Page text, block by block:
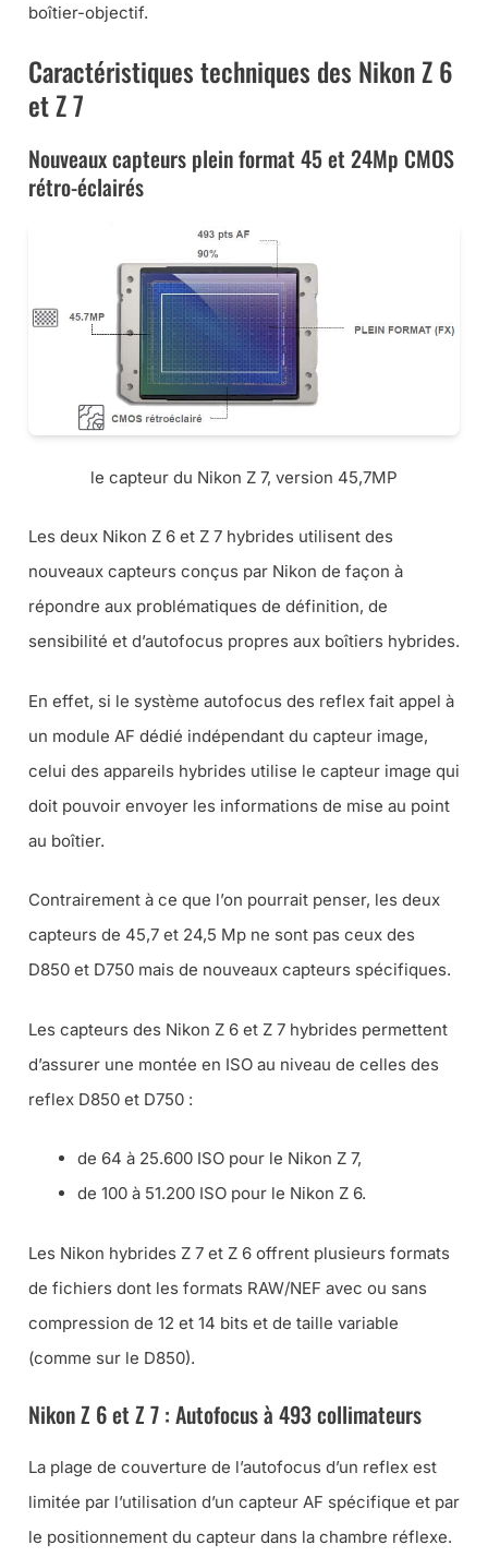
boîtier-objectif.
Caractéristiques techniques des Nikon Z 6
et Z 7
Nouveaux capteurs plein format 45 et 24Mp CMOS
rétro-éclairés
le capteur du Nikon Z 7, version 45,7MP
Les deux Nikon Z 6 et Z 7 hybrides utilisent des
nouveaux capteurs conçus par Nikon de façon à
répondre aux problématiques de définition, de
sensibilité et d’autofocus propres aux boîtiers hybrides.
En effet, si le système autofocus des reflex fait appel à
un module AF dédié indépendant du capteur image,
celui des appareils hybrides utilise le capteur image qui
doit pouvoir envoyer les informations de mise au point
au boîtier.
Contrairement à ce que l’on pourrait penser, les deux
capteurs de 45,7 et 24,5 Mp ne sont pas ceux des
D850 et D750 mais de nouveaux capteurs spécifiques.
Les capteurs des Nikon Z 6 et Z 7 hybrides permettent
d’assurer une montée en ISO au niveau de celles des
reflex D850 et D750 :
de 64 à 25.600 ISO pour le Nikon Z 7,
de 100 à 51.200 ISO pour le Nikon Z 6.
Les Nikon hybrides Z 7 et Z 6 offrent plusieurs formats
de fichiers dont les formats RAW/NEF avec ou sans
compression de 12 et 14 bits et de taille variable
(comme sur le D850).
Nikon Z 6 et Z 7 : Autofocus à 493 collimateurs
La plage de couverture de l’autofocus d’un reflex est
limitée par l’utilisation d’un capteur AF spécifique et par
le positionnement du capteur dans la chambre réflexe.